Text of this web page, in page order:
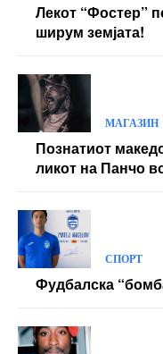
Лекот “Фостер”
ширум земјата!
МАГАЗИН
Познатиот
ликот на Панчо
СПОРТ
Фудбалска